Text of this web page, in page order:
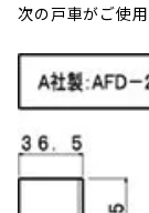
次の戸車がご使用